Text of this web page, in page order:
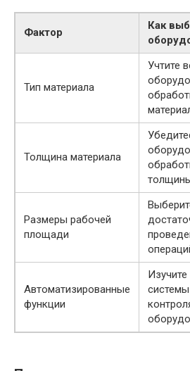
Фактор
Как
Тип материала
Учтите
Толщина материала
Размеры рабочей
площади
Автоматизированные
функции